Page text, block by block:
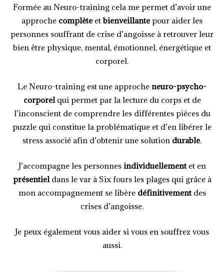
Formée au Neuro-training cela me permet d’avoir une
approche complète etbienveillante pour aider les
personnes souffrant de crise d’angoisse à retrouver leur
bien être physique, mental, émotionnel, énergétique et
corporel.
Le Neuro-training est une approche neuro-psycho-
corporelqui permet par la lecture du corps et de
l’inconscient de comprendre les différentes pièces du
puzzle qui constitue la problématique et d’en libérer le
stress associé afin d’obtenir une solution durable.
J’accompagne les personnes individuellementet en
présentieldans le var à Six fours les plages qui grâce à
mon accompagnement se libère définitivementdes
crises d’angoisse.
Je peux également vous aider si vous en souffrez vous
aussi.